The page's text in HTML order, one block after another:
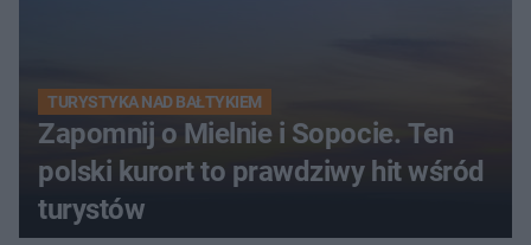
TURYSTYKA NAD BAŁTYKIEM
Zapomnij o Mielnie i Sopocie. Ten
polski kurort to prawdziwy hit wśród
turystów